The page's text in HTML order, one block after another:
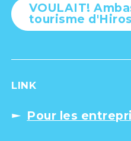
VOULAIT!
tourisme
LINK
Pour les